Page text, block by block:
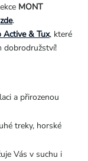
MONT
zde.
Active & Tux, které
dobrodružství!
a přirozenou
treky, horské
Vás v suchu i